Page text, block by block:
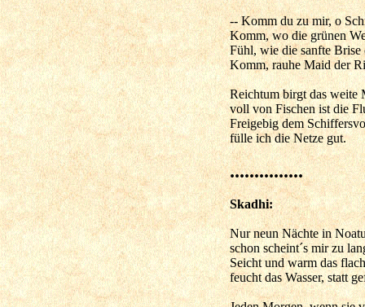
-- Komm du zu mir, o
Komm, wo die grünen
Fühl, wie die sanfte Brise
Komm, rauhe Maid der
Reichtum birgt das weite
voll von Fischen ist die
Freigebig dem
fülle ich die Netze gut.
...............
Skadhi:
Nur neun Nächte in
schon scheint´s mir zu
Seicht und warm das
feucht das Wasser, statt